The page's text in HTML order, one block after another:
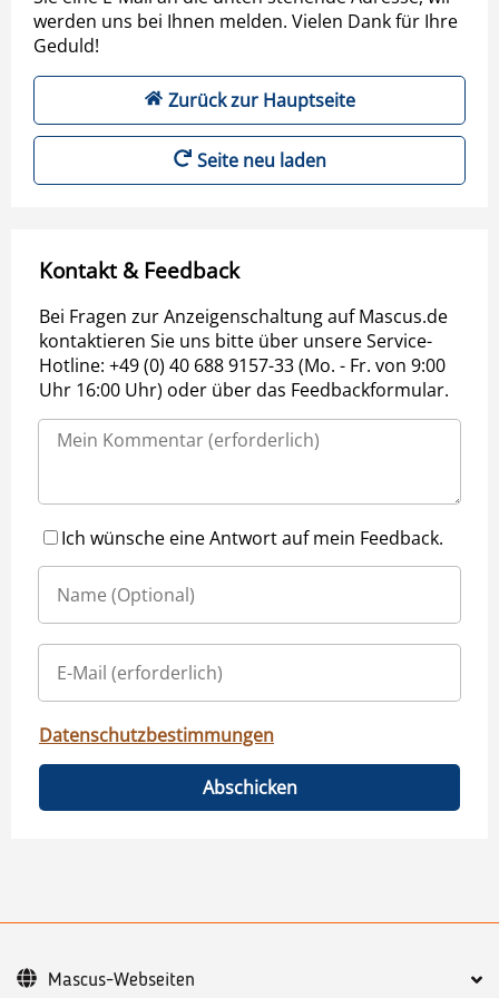
werden uns bei Ihnen melden. Vielen Dank für Ihre
Geduld!
Zurück zur Hauptseite
Seite neu laden
Kontakt & Feedback
Bei Fragen zur Anzeigenschaltung auf Mascus.de
kontaktieren Sie uns bitte über unsere Service-
Hotline: +49 (0) 40 688 9157-33 (Mo. - Fr. von 9:00
Uhr 16:00 Uhr) oder über das Feedbackformular.
Ich wünsche eine Antwort auf mein Feedback.
Datenschutzbestimmungen
Abschicken
Mascus-Webseiten